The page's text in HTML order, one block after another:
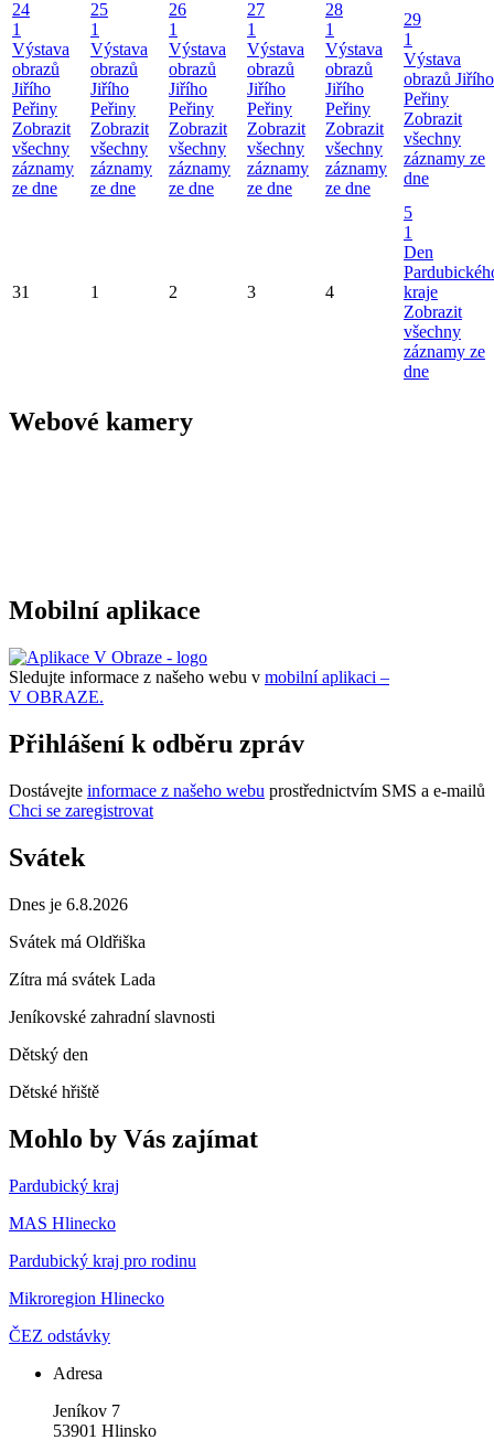
24
1
Výstava
obrazů
Jiřího
Peřiny
Zobrazit
všechny
záznamy
ze dne
25
1
Výstava
obrazů
Jiřího
Peřiny
Zobrazit
všechny
záznamy
ze dne
26
1
Výstava
obrazů
Jiřího
Peřiny
Zobrazit
všechny
záznamy
ze dne
27
1
Výstava
obrazů
Jiřího
Peřiny
Zobrazit
všechny
záznamy
ze dne
28
1
Výstava
obrazů
Jiřího
Peřiny
Zobrazit
všechny
záznamy
ze dne
29
1
Výstava
obrazů Jiřího
Peřiny
Zobrazit
všechny
záznamy ze
dne
31 1 2 3 4
5
1
Den
kraje
Zobrazit
všechny
záznamy ze
dne
Webové kamery
Mobilní aplikace
Sledujte informace z našeho webu v mobilní aplikaci –
V OBRAZE.
Přihlášení k odběru zpráv
Dostávejte informace z našeho webu prostřednictvím SMS a e-mailů
Chci se zaregistrovat
Svátek
Dnes je 6.8.2026
Svátek má Oldřiška
Zítra má svátek Lada
Jeníkovské zahradní slavnosti
Dětský den
Dětské hřiště
Mohlo by Vás zajímat
Pardubický kraj
MAS Hlinecko
Pardubický kraj pro rodinu
Mikroregion Hlinecko
ČEZ odstávky
Adresa
Jeníkov 7
53901 Hlinsko